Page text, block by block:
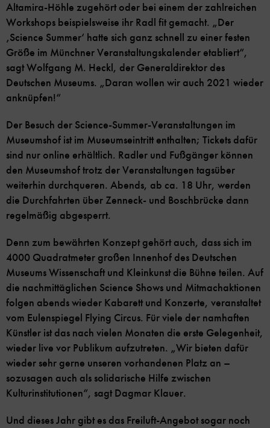
Altamira-Höhle zugehört oder bei einem der zahlreichen
Workshops beispielsweise ihr Radl fit gemacht. „Der
‚Science Summer‘ hatte sich ganz schnell zu einer festen
Größe im Münchner Veranstaltungskalender etabliert“,
sagt Wolfgang M. Heckl, der Generaldirektor des
Deutschen Museums. „Daran wollen wir auch 2021 wieder
anknüpfen!“
Der Besuch der Science-Summer-Veranstaltungen im
Museumshof ist im Museumseintritt enthalten; Tickets dafür
sind nur online erhältlich. Radler und Fußgänger können
den Museumshof trotz der Veranstaltungen tagsüber
weiterhin durchqueren. Abends, ab ca. 18 Uhr, werden
die Durchfahrten über Zenneck- und Boschbrücke dann
regelmäßig abgesperrt.
Denn zum bewährten Konzept gehört auch, dass sich im
4000 Quadratmeter großen Innenhof des Deutschen
Museums Wissenschaft und Kleinkunst die Bühne teilen. Auf
die nachmittäglichen Science Shows und Mitmachaktionen
folgen abends wieder Kabarett und Konzerte, veranstaltet
vom Eulenspiegel Flying Circus. Für viele der namhaften
Künstler ist das nach vielen Monaten die erste Gelegenheit,
wieder live vor Publikum aufzutreten. „Wir bieten dafür
wieder sehr gerne unseren vorhandenen Platz an –
sozusagen auch als solidarische Hilfe zwischen
Kulturinstitutionen“, sagt Dagmar Klauer.
Und dieses Jahr gibt es das Freiluft-Angebot sogar noch